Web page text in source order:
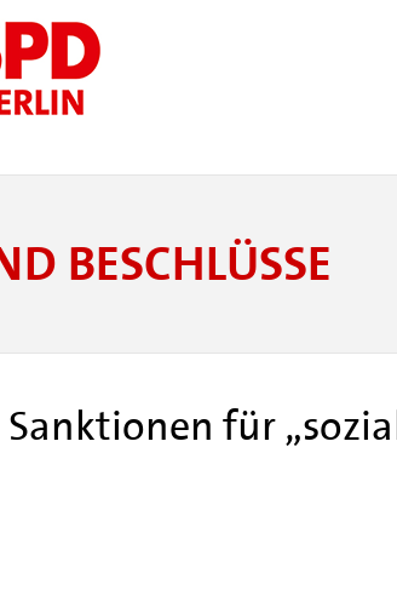
BESCHLÜSSE
für